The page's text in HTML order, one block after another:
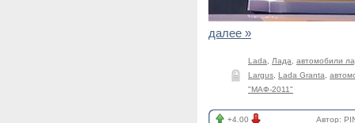
далее »
Lada Лада
автомобили
Largus Lada Granta
"МАФ-2011"
+4.00 Автор: